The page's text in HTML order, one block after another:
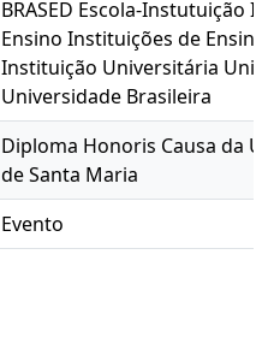
BRASED Escola-Instutuição
Ensino Instituições de
Instituição Universitária
Universidade Brasileira
Diploma Honoris Causa da
de Santa Maria
Evento